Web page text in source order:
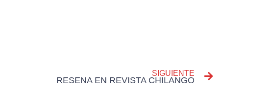
SIGUIENTE
RESEÑA EN REVISTA CHILANGO